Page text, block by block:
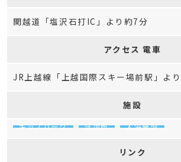
関越道「塩沢石打IC」より約7分
アクセス 電車
JR上越線「上越国際スキー場前駅」よ
施設
キッズパーク 託児所 入浴施設
リンク